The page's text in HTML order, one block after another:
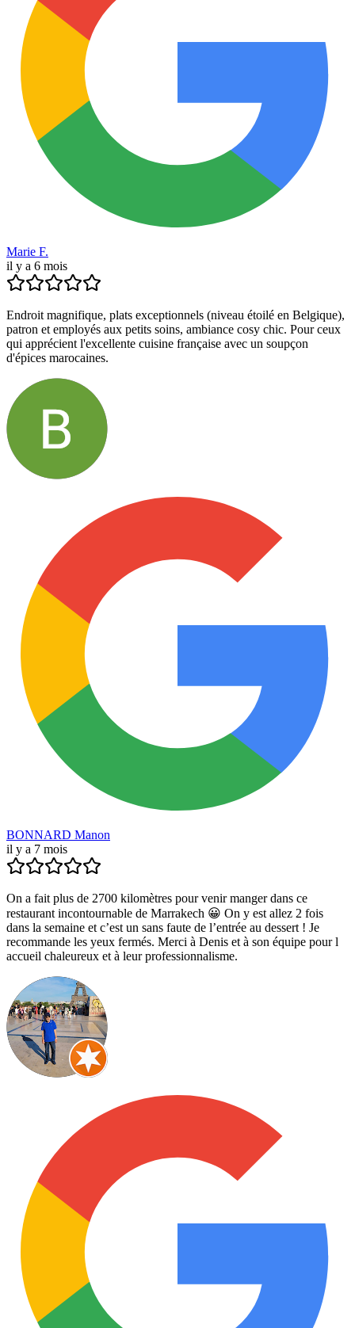
Marie F.
il y a 6 mois
Endroit magnifique, plats exceptionnels (niveau étoilé en Belgique),
patron et employés aux petits soins, ambiance cosy chic. Pour ceux
qui apprécient l'excellente cuisine française avec un soupçon
d'épices marocaines.
BONNARD Manon
il y a 7 mois
On a fait plus de 2700 kilomètres pour venir manger dans ce
restaurant incontournable de Marrakech 😀 On y est allez 2 fois
dans la semaine et c’est un sans faute de l’entrée au dessert ! Je
recommande les yeux fermés. Merci à Denis et à son équipe pour l
accueil chaleureux et à leur professionnalisme.